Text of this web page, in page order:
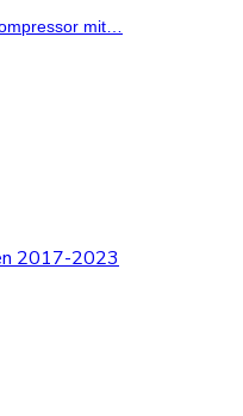
mit…
2017-2023